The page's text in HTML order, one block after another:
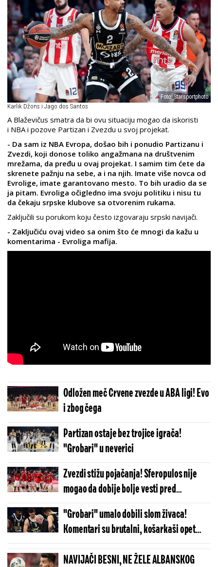
Foto: Starsportphoto
Karlik Džons i Jago dos Santos
A Blaževičus smatra da bi ovu situaciju mogao da iskoristi
i NBA i pozove Partizan i Zvezdu u svoj projekat.
- Da sam iz NBA Evropa, došao bih i ponudio Partizanu i
Zvezdi, koji donose toliko angažmana na društvenim
mrežama, da pređu u ovaj projekat. I samim tim ćete da
skrenete pažnju na sebe, a i na njih. Imate više novca od
Evrolige, imate garantovano mesto. To bih uradio da se
ja pitam. Evroliga očigledno ima svoju politiku i nisu tu
da čekaju srpske klubove sa otvorenim rukama.
Zaključili su porukom koju često izgovaraju srpski navijači.
- Zaključiću ovaj video sa onim što će mnogi da kažu u
komentarima - Evroliga mafija.
Odložen meč Crvene zvezde u ABA ligi! Evo
i zbog čega
Partizan ostaje bez trojice igrača!
"Grobari" u neverici
Zvezdi stižu pojačanja! Sferopulos nije
mogao da dobije bolje vesti pred
Panatinaikos
"Grobari" umalo dobili slom živaca!
Komentari su brutalni, košarkaši opet
nervirali navijače
NAVIJAČI BESNI, NE ŽELE ALBANSKOG